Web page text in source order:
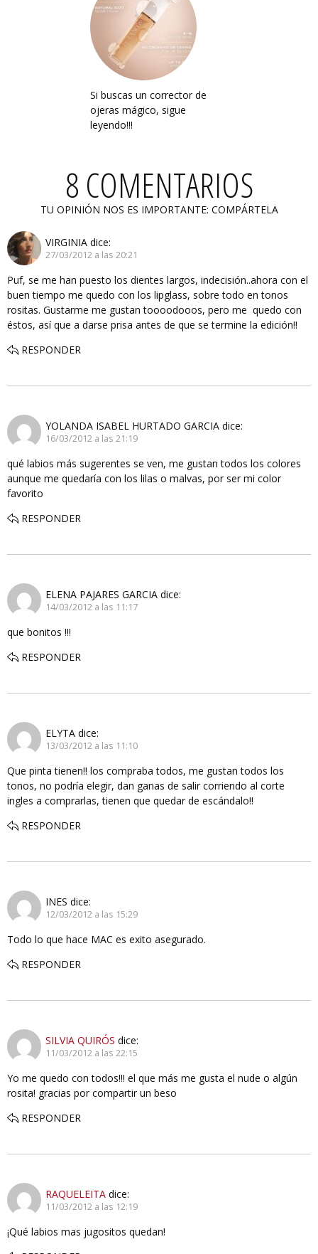
Si buscas un corrector de
ojeras mágico, sigue
leyendo!!!
8 COMENTARIOS
TU OPINIÓN NOS ES IMPORTANTE: COMPÁRTELA
VIRGINIA dice:
27/03/2012 a las 20:21
Puf, se me han puesto los dientes largos, indecisión..ahora con el
buen tiempo me quedo con los lipglass, sobre todo en tonos
rositas. Gustarme me gustan toooodooos, pero me quedo con
éstos, así que a darse prisa antes de que se termine la edición!!
RESPONDER
YOLANDA ISABEL HURTADO GARCIA dice:
16/03/2012 a las 21:19
qué labios más sugerentes se ven, me gustan todos los colores
aunque me quedaría con los lilas o malvas, por ser mi color
favorito
RESPONDER
ELENA PAJARES GARCIA dice:
14/03/2012 a las 11:17
que bonitos !!!
RESPONDER
ELYTA dice:
13/03/2012 a las 11:10
Que pinta tienen!! los compraba todos, me gustan todos los
tonos, no podría elegir, dan ganas de salir corriendo al corte
ingles a comprarlas, tienen que quedar de escándalo!!
RESPONDER
INES dice:
12/03/2012 a las 15:29
Todo lo que hace MAC es exito asegurado.
RESPONDER
SILVIA QUIRÓS dice:
11/03/2012 a las 22:15
Yo me quedo con todos!!! el que más me gusta el nude o algún
rosita! gracias por compartir un beso
RESPONDER
RAQUELEITA dice:
11/03/2012 a las 12:19
¡Qué labios mas jugositos quedan!